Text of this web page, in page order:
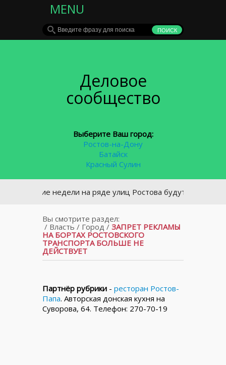
MENU
Деловое
сообщество
Выберите Ваш город:
Ростов-на-Дону
Батайск
Красный Сулин
недели на ряде улиц Ростова будут проводиться
Вы смотрите раздел:
/ Власть / Город / ЗАПРЕТ РЕКЛАМЫ
НА БОРТАХ РОСТОВСКОГО
ТРАНСПОРТА БОЛЬШЕ НЕ
ДЕЙСТВУЕТ
Партнёр рубрики - ресторан Ростов-
Папа. Авторская донская кухня на
Суворова, 64. Телефон: 270-70-19